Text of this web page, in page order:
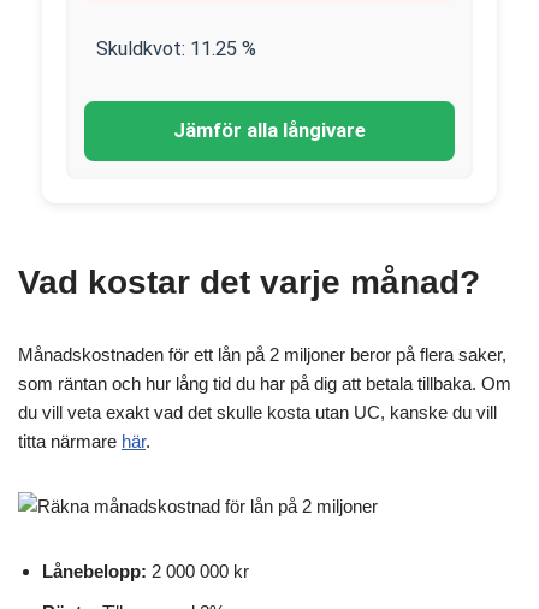
Skuldkvot: 11.25 %
Jämför alla långivare
Vad kostar det varje månad?
Månadskostnaden för ett lån på 2 miljoner beror på flera saker,
som räntan och hur lång tid du har på dig att betala tillbaka. Om
du vill veta exakt vad det skulle kosta utan UC, kanske du vill
titta närmare här.
Lånebelopp: 2 000 000 kr